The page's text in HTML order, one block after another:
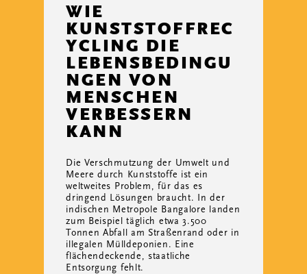
WIE
KUNSTSTOFFREC
YCLING DIE
LEBENSBEDINGU
NGEN VON
MENSCHEN
VERBESSERN
KANN
Die Verschmutzung der Umwelt und
Meere durch Kunststoffe ist ein
weltweites Problem, für das es
dringend Lösungen braucht. In der
indischen Metropole Bangalore landen
zum Beispiel täglich etwa 3.500
Tonnen Abfall am Straßenrand oder in
illegalen Mülldeponien. Eine
flächendeckende, staatliche
Entsorgung fehlt.